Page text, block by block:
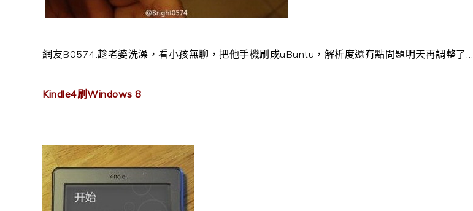
網友B0574:趁老婆洗澡，看小孩無聊，把他手機刷成uBuntu，解析度還有點問題明天再調整了…
Kindle4刷Windows 8